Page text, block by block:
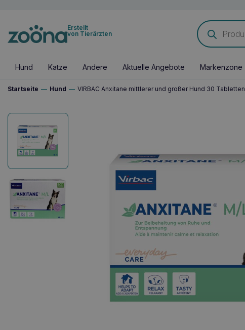
Erstellt
von Tierärzten
Products
search
Hund Katze Andere Aktuelle Angebote Markenzone
Startseite — Hund — VIRBAC Anxitane mittlerer und großer Hund 30 Tabletten